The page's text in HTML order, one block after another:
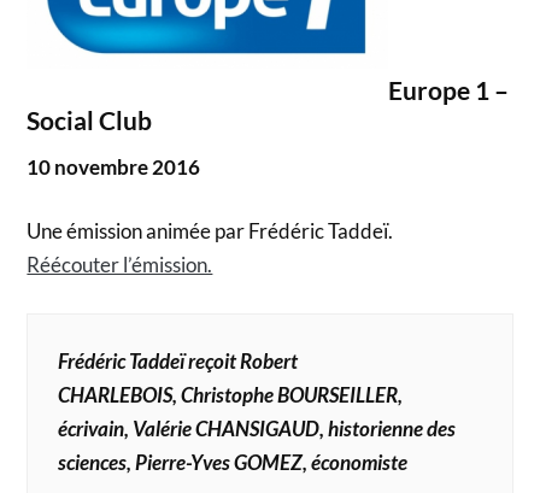
Europe 1 –
Social Club
10 novembre 2016
Une émission animée par Frédéric Taddeï.
Réécouter l’émission.
Frédéric Taddeï reçoit Robert
CHARLEBOIS, Christophe BOURSEILLER,
écrivain, Valérie CHANSIGAUD, historienne des
sciences, Pierre-Yves GOMEZ, économiste